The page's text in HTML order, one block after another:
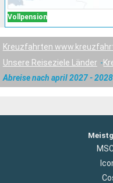
Vollpension
Kreuzfahrten
Unsere Reiseziele Länder
Abreise nach april 2027 - 2028